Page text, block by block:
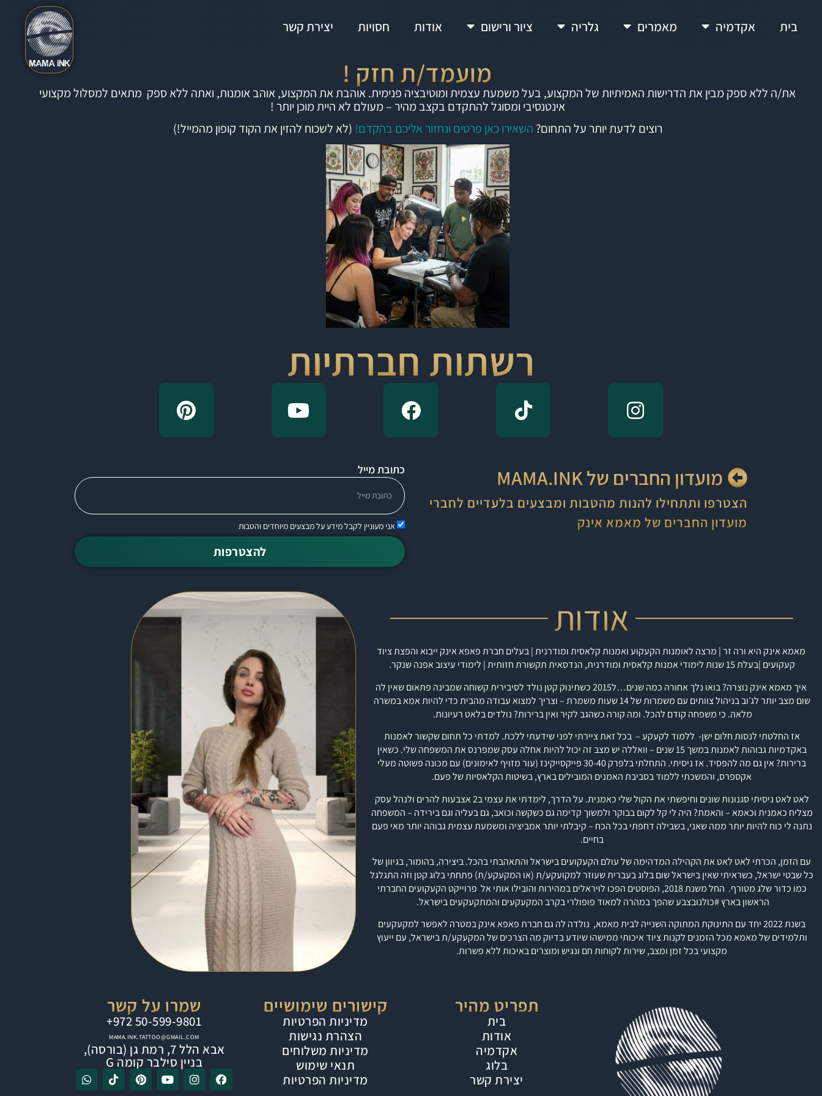
בית אקדמיה מאמרים גלריה ציור ורישום אודות חסויות יצירת קשר
מועמד/ת חזק !
את/ה ללא ספק מבין את הדרישות האמיתיות של המקצוע, בעל משמעת עצמית ומוטיבציה פנימית. אוהבת את המקצוע, אוהב אומנות, ואתה ללא ספק מתאים למסלול מקצועי
אינטנסיבי ומסוגל להתקדם בקצב מהיר – מעולם לא היית מוכן יותר !
רוצים לדעת יותר על התחום? השאירו כאן פרטים ונחזור אליכם בהקדם! (לא לשכוח להזין את הקוד קופון מהמייל!)
רשתות חברתיות
מועדון החברים של MAMA.INK
הצטרפו ותתחילו להנות מהטבות ומבצעים בלעדיים לחברי
מועדון החברים של מאמא אינק
כתובת מייל
אני מעוניין לקבל מידע על מבצעים מיוחדים והטבות
להצטרפות
אודות
מאמא אינק היא ורה זר | מרצה לאומנות הקעקוע ואמנות קלאסית ומודרנית | בעלים חברתפאפא אינק ייבוא והפצת ציוד
קעקועים |בעלת 15 שנות לימודי אמנות קלאסית ומודרנית, הנדסאית תקשורת חזותית | לימודי עיצוב אפנה שנקר.
איך מאמא אינק נוצרה?
בואו נלך אחורה כמה שנים…ל2015 כשתינוק קטן נולד לסיבירית קשוחה שמבינה פתאום שאין לה
שום מצב יותר לג׳וב בניהול צוותים עם משמרות של 14 שעות משמרת – וצריך למצוא עבודה מהבית כדי להיות אמא במשרה
מלאה. כי משפחה קודם להכל. ומה קורה כשהגב לקיר ואין ברירות? נולדים בלאט רעיונות.
אז החלטתי לנסות חלום ישן- ללמוד לקעקע – בכל זאת ציירתי לפני שידעתי ללכת. למדתי כל תחום שקשור לאמנות
באקדמיות גבוהות לאמנות במשך 15 שנים – וואללה יש מצב זה יכול להיות אחלה עסק שמפרנס את המשפחה שלי.
כשאין
ברירות? אין גם מה להפסיד.אז ניסיתי.
התחלתי בלפרק 30-40 פייקסייקינז (עור מזויף לאימונים) עם מכונה פשוטה מעלי
אקספרס, והמשכתי ללמודבסביבת האמנים המובילים בארץ,בשיטות הקלאסיות של פעם.
לאט לאט ניסיתי סגנונות שונים וחיפשתי את הקול שלי כאמנית. על הדרך, לימדתי את עצמי ב2 אצבעות להרים ולנהל עסק
מצליח כאמנית וכאמא – והאמת? היה לי קל לקום בבוקר ולמשוך קדימה גם כשקשה וכואב, גם בעליה וגם בירידה – המשפחה
נתנה לי כוח להיות יותר ממה שאני, בשבילה דחפתי בכל הכח – קיבלתי יותר אמביציה ומשמעת עצמית גבוהה יותר מאי פעם
בחיים.
עם הזמן, הכרתי לאט לאט את הקהילה המדהימה של עולם הקעקועים בישראל והתאהבתי בהכל. ביצירה, בהומור, בגיוון של
כל שבטי ישראל, כשראיתי שאין בישראל שום בלוג בעברית שעוזר למקועקע/ת (או המקעקע/ת) פתחתיבלוגקטן וזה התגלגל
כמו כדור שלג מטורף.
החל משנת 2018, הפוסטים הפכו לויראלים במהירות והובילו אותי אל פרוייקט הקעקועים החברתי
הראשון בארץ #כולנובצבעשהפך במהרה למאוד פופולרי בקרב המקעקעים והמתקעקעים בישראל.
בשנת 2022 יחד עם התינוקת המתוקה השנייה לבית מאמא, נולדה לה גם חברת
פאפא אינקבמטרה לאפשר למקעקעים
ותלמידים של מאמא מכל הזמנים לקנות ציוד איכותי ממישהו שיודע בדיוק מה הצרכים של המקעקע/ת בישראל, עם ייעוץ
מקצועי בכל זמן ומצב, שירות לקוחות חם ונגיש ומוצרים באיכות ללא פשרות.
תפריט מהיר
בית
אודות
אקדמיה
בלוג
יצירת קשר
קישורים שימושיים
מדיניות הפרטיות
הצהרת נגישות
מדיניות משלוחים
תנאי שימוש
מדיניות הפרטיות
שמרו על קשר
MAMA.INK.TATTOO@GMAIL.COM
אבא הלל 7, רמת גן (בורסה),
בניין סילבר קומה G